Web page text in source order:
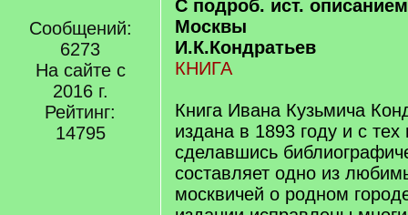
Сообщений:
6273
На сайте с
2016 г.
Рейтинг:
14795
С подроб. ист.
Москвы
И.К.Кондратьев
КНИГА
Книга Ивана Кузьмича
издана в 1893 году и с
сделавшись
составляет одно из
москвичей о родном